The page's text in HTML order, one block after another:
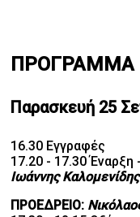
ΠΡΟΓΡΑΜΜΑ
Παρασκευή 25
16.30 Εγγραφές
17.20 - 17.30 Έναρξη
Ιωάννης Καλομενίδης
ΠΡΟΕΔΡΕΙΟ: